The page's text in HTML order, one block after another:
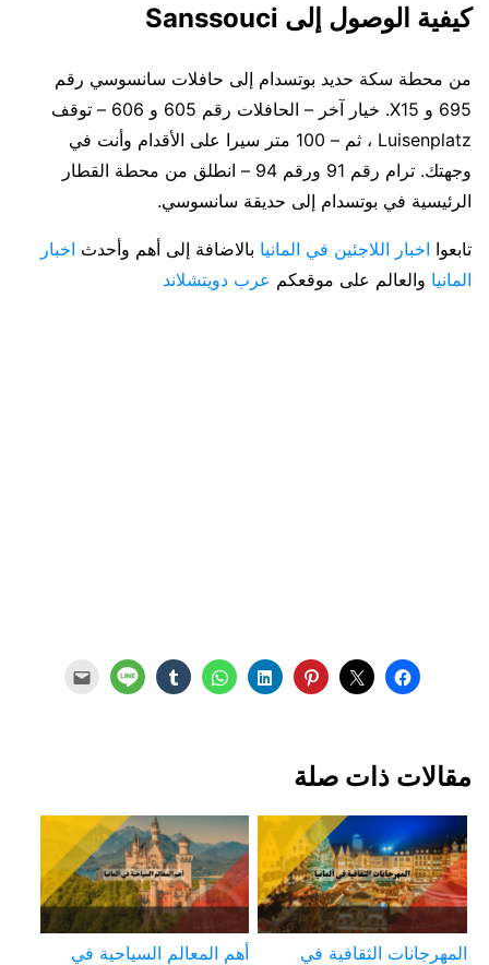
كيفية الوصول إلى Sanssouci
من محطة سكة حديد بوتسدام إلى حافلات سانسوسي رقم
695 و X15. خيار آخر – الحافلات رقم 605 و 606 – توقف
Luisenplatz ، ثم – 100 متر سيرا على الأقدام وأنت في
وجهتك. ترام رقم 91 ورقم 94 – انطلق من محطة القطار
الرئيسية في بوتسدام إلى حديقة سانسوسي.
تابعوا اخبار اللاجئين في المانيا بالاضافة إلى أهم وأحدث اخبار
المانيا والعالم على موقعكم عرب دويتشلاند
مقالات ذات صلة
المهرجانات الثقافية في
أهم المعالم السياحية في